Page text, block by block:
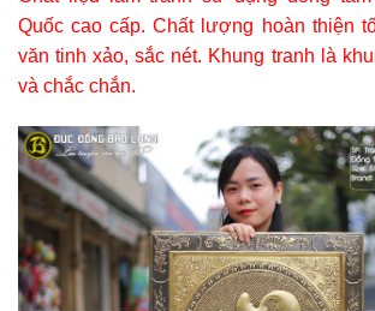
Quốc cao cấp. Chất lượng hoàn thiện
văn tinh xảo, sắc nét. Khung tranh là
và chắc chắn.